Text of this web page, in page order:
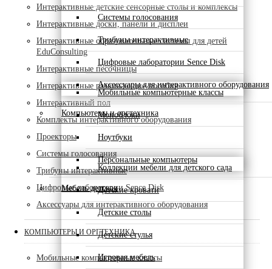
Системы голосования
Трибуны интерактивные
Цифровые лаборатории Sence Disk
Аксессуары для интерактивного оборудования
Компьютеры и оргтехника
Мобильные компьютерные классы
Моноблоки
Ноутбуки
Персональные компьютеры
Мебель детская
Коллекции мебели для детского сада
Детские кровати
Детские столы
Детские стулья
Игровая мебель
Интерактивные детские сенсорные столы и комплексы
Интерактивные доски, панели и дисплеи
Интерактивные образовательные системы для детей
EduConsulting
Интерактивные песочницы
Интерактивные развивающие пособия
Интерактивный пол
Комплекты интерактивного оборудования
Проекторы
Системы голосования
Трибуны интерактивные
Цифровые лаборатории Sence Disk
Аксессуары для интерактивного оборудования
КОМПЬЮТЕРЫ И ОРГТЕХНИКА
Мобильные компьютерные классы